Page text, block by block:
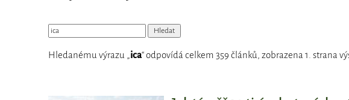
Hledanému výrazu „ ica“ odpovídá celkem 359 článků, zobrazena 1. strana